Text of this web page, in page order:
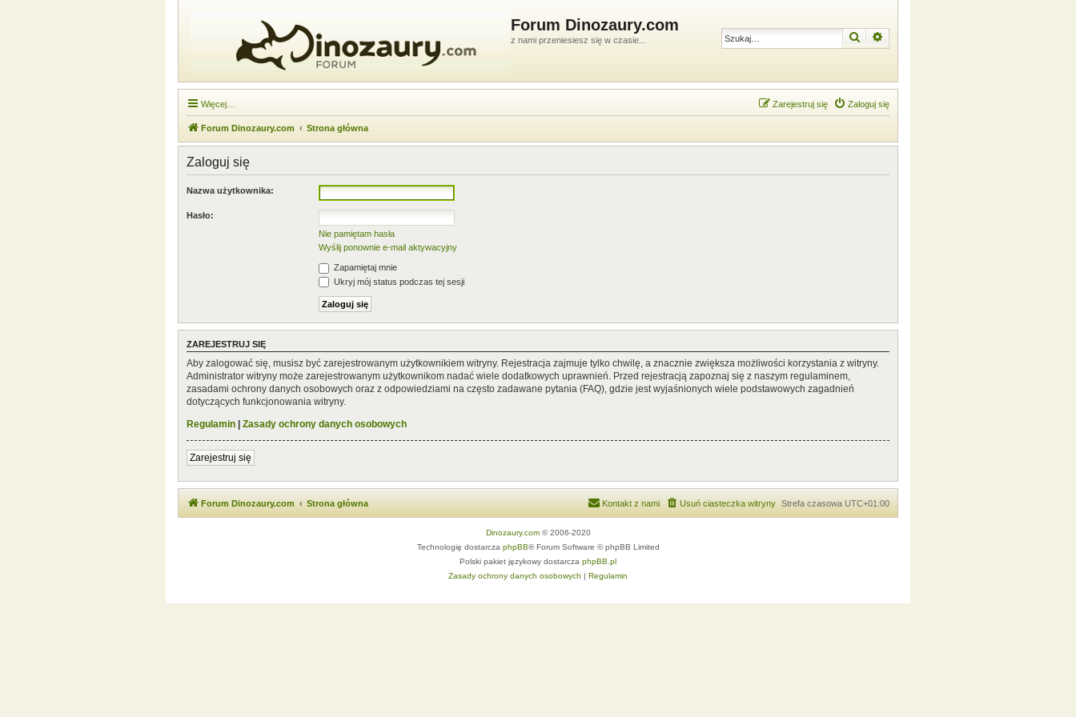
Forum Dinozaury.com
z nami przeniesiesz się w czasie... Szukaj
Więcej… Zaloguj się
Zarejestruj się
Forum Dinozaury.com Strona główna
Zaloguj się
Nazwa użytkownika:
Hasło:
Nie pamiętam hasła
Wyślij ponownie e-mail aktywacyjny
Zapamiętaj mnie
Ukryj mój status podczas tej sesji
ZAREJESTRUJ SIĘ
Aby zalogować się, musisz być zarejestrowanym użytkownikiem witryny. Rejestracja zajmuje tylko chwilę, a znacznie zwiększa możliwości korzystania z witryny.
Administrator witryny może zarejestrowanym użytkownikom nadać wiele dodatkowych uprawnień. Przed rejestracją zapoznaj się z naszym regulaminem,
zasadami ochrony danych osobowych oraz z odpowiedziami na często zadawane pytania (FAQ), gdzie jest wyjaśnionych wiele podstawowych zagadnień
dotyczących funkcjonowania witryny.
Regulamin | Zasady ochrony danych osobowych
Zarejestruj się
Forum Dinozaury.com Strona główna Strefa czasowa UTC+01:00
Usuń ciasteczka witryny
Kontakt z nami
Dinozaury.com© 2006-2020
Technologię dostarcza phpBB® Forum Software © phpBB Limited
Polski pakiet językowy dostarcza phpBB.pl
Zasady ochrony danych osobowych | Regulamin